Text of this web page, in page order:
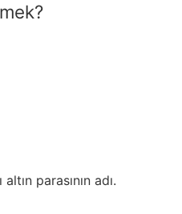
parasının adı.